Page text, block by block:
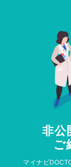
非公
ご
マイナビ